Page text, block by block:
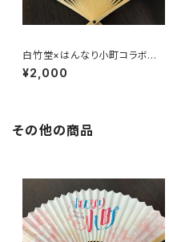
白竹堂×はんなり小町コラボ扇
子
¥2,000
その他の商品